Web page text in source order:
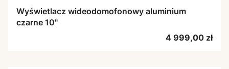
Wyświetlacz wideodomofonowy aluminium
czarne 10"
Cena
4 999,00 zł